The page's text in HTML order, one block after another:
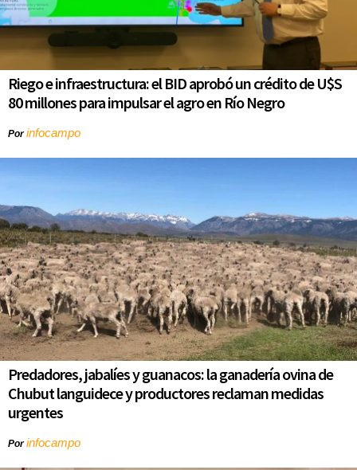
Riego e infraestructura: el BID aprobó un crédito de U$S
80 millones para impulsar el agro en Río Negro
Porinfocampo
Predadores, jabalíes y guanacos: la ganadería ovina de
Chubut languidece y productores reclaman medidas
urgentes
Porinfocampo